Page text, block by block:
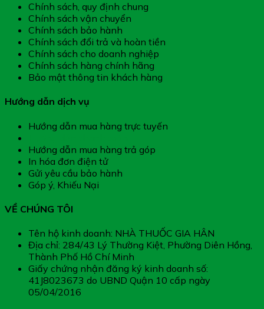
Chính sách, quy định chung
Chính sách vận chuyển
Chính sách bảo hành
Chính sách đổi trả và hoàn tiền
Chính sách cho doanh nghiệp
Chính sách hàng chính hãng
Bảo mật thông tin khách hàng
Hướng dẫn dịch vụ
Hướng dẫn mua hàng trực tuyến
Hướng dẫn mua hàng trả góp
In hóa đơn điện tử
Gửi yêu cầu bảo hành
Góp ý, Khiếu Nại
VỀ CHÚNG TÔI
Tên hộ kinh doanh: NHÀ THUỐC GIA HÂN
Địa chỉ: 284/43 Lý Thường Kiệt, Phường Diên Hồng,
Thành Phố Hồ Chí Minh
Giấy chứng nhận đăng ký kinh doanh số:
41J8023673 do UBND Quận 10 cấp ngày
05/04/2016